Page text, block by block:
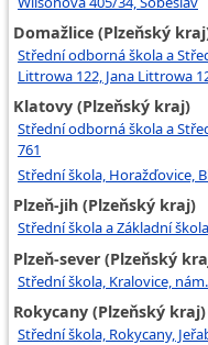
Domažlice (Plzeňský
Střední odborná škola a
Littrowa 122, Jana Littrowa
Klatovy (Plzeňský kraj)
Střední odborná škola a
761
Střední škola, Horažďovice,
Plzeň-jih (Plzeňský kraj)
Střední škola a Základní
Plzeň-sever (Plzeňský
Střední škola, Kralovice,
Rokycany (Plzeňský kraj)
Střední škola, Rokycany,